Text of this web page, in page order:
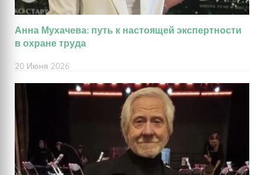
Анна Мухачева: путь к настоящей экспертности
в охране труда
20 Июня 2026